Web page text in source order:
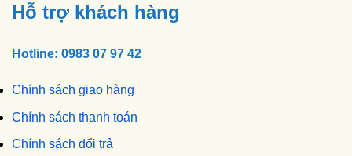
Hỗ trợ khách hàng
Hotline: 0983 07 97 42
Chính sách giao hàng
Chính sách thanh toán
Chính sách đổi trả